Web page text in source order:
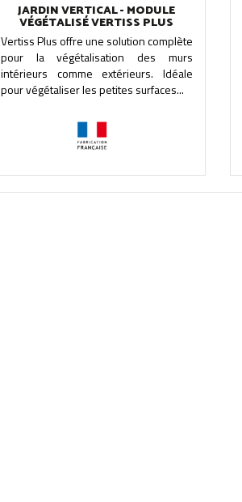
JARDIN VERTICAL - MODULE
VÉGÉTALISÉ VERTISS PLUS
Vertiss Plus offre une solution complète
pour la végétalisation des murs
intérieurs comme extérieurs. Idéale
pour végétaliser les petites surfaces...